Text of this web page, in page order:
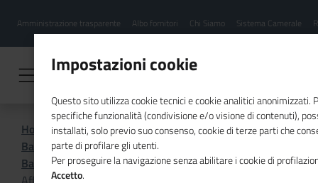
contenuto
Menu
hamburgher
Amministrazione trasparente Albo fornitori Chi Siamo Sistema Camerale
Home
Amministrazione Trasparente
Bandi di gara e contratti
Bandi e avvisi anno 2019
Impostazioni cookie
Questo sito utilizza cookie tecnici e cookie analitici anonimizzati.
specifiche funzionalità (condivisione e/o visione di contenuti),
installati, solo previo suo consenso, cookie di terze parti che
parte di profilare gli utenti.
Per proseguire la navigazione senza abilitare i cookie di
Accetto.